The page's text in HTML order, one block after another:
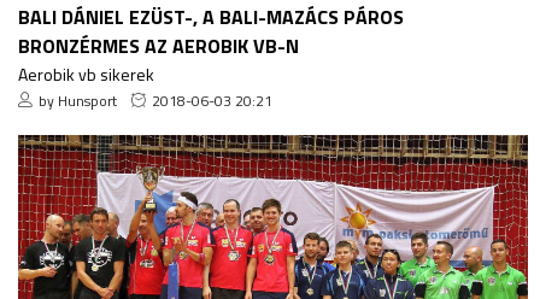
BALI DÁNIEL EZÜST-, A BALI-MAZÁCS PÁROS
BRONZÉRMES AZ AEROBIK VB-N
Aerobik vb sikerek
by Hunsport 2018-06-03 20:21